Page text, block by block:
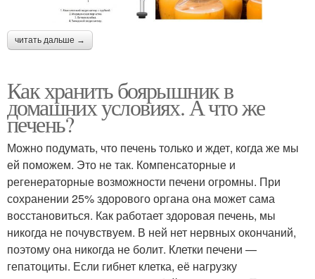
читать дальше →
Как хранить боярышник в
домашних условиях. А что же
печень?
Можно подумать, что печень только и ждет, когда же мы
ей поможем. Это не так. Компенсаторные и
регенераторные возможности печени огромны. При
сохранении 25% здорового органа она может сама
восстановиться. Как работает здоровая печень, мы
никогда не почувствуем. В ней нет нервных окончаний,
поэтому она никогда не болит. Клетки печени —
гепатоциты. Если гибнет клетка, её нагрузку